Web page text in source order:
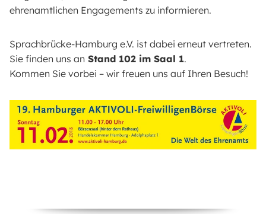
ehrenamtlichen Engagements zu informieren.
Sprachbrücke-Hamburg e.V. ist dabei erneut vertreten.
Sie finden uns an Stand 102 im Saal 1.
Kommen Sie vorbei – wir freuen uns auf Ihren Besuch!